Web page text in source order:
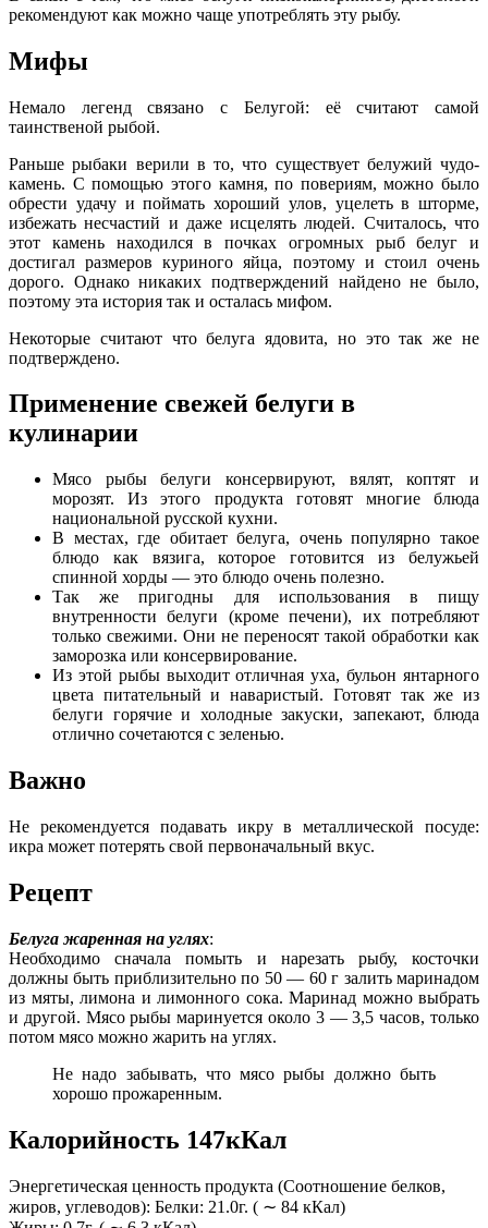
рекомендуют как можно чаще употреблять эту рыбу.
Мифы
Немало легенд связано с Белугой: её считают самой
таинственой рыбой.
Раньше рыбаки верили в то, что существует белужий чудо-
камень. С помощью этого камня, по повериям, можно было
обрести удачу и поймать хороший улов, уцелеть в шторме,
избежать несчастий и даже исцелять людей. Считалось, что
этот камень находился в почках огромных рыб белуг и
достигал размеров куриного яйца, поэтому и стоил очень
дорого. Однако никаких подтверждений найдено не было,
поэтому эта история так и осталась мифом.
Некоторые считают что белуга ядовита, но это так же не
подтверждено.
Применение свежей белуги в
кулинарии
Мясо рыбы белуги консервируют, вялят, коптят и
морозят. Из этого продукта готовят многие блюда
национальной русской кухни.
В местах, где обитает белуга, очень популярно такое
блюдо как вязига, которое готовится из белужьей
спинной хорды — это блюдо очень полезно.
Так же пригодны для использования в пищу
внутренности белуги (кроме печени), их потребляют
только свежими. Они не переносят такой обработки как
заморозка или консервирование.
Из этой рыбы выходит отличная уха, бульон янтарного
цвета питательный и наваристый. Готовят так же из
белуги горячие и холодные закуски, запекают, блюда
отлично сочетаются с зеленью.
Важно
Не рекомендуется подавать икру в металлической посуде:
икра может потерять свой первоначальный вкус.
Рецепт
Белуга жаренная на углях:
Необходимо сначала помыть и нарезать рыбу, косточки
должны быть приблизительно по 50 — 60 г залить маринадом
из мяты, лимона и лимонного сока. Маринад можно выбрать
и другой. Мясо рыбы маринуется около 3 — 3,5 часов, только
потом мясо можно жарить на углях.
Не надо забывать, что мясо рыбы должно быть
хорошо прожаренным.
Калорийность 147кКал
Энергетическая ценность продукта (Соотношение белков,
жиров, углеводов): Белки: 21.0г. ( ∼ 84 кКал)